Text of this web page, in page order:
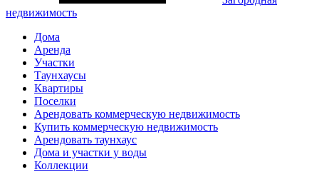
недвижимость
Дома
Аренда
Участки
Таунхаусы
Квартиры
Поселки
Арендовать коммерческую недвижимость
Купить коммерческую недвижимость
Арендовать таунхаус
Дома и участки у воды
Коллекции